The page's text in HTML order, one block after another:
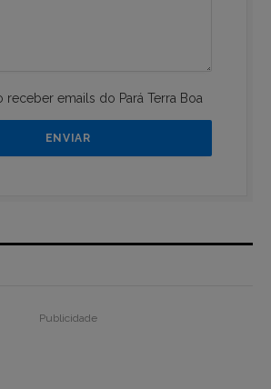
receber emails do Pará Terra Boa
Publicidade